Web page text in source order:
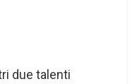
due talenti